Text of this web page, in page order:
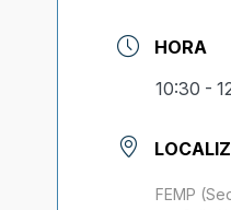
HORA
10:30 -
FEMP